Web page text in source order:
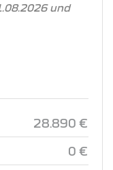
und
28.890 €
0 €